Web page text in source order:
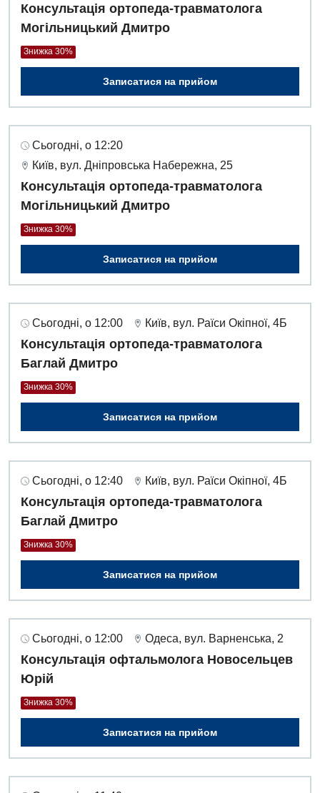
Інтернатура
Енциклопедія
Ангіографічні дослідження
Діагностичне відділення
Ендоскопічне відділення
Мамографія
Нейросонографія
Рентгенографія
Для дорослих
Відділ госпіталізації
Відділення кардіосудинної патології та неврології
Відділення невідкладних станів
Відділення інтенсивної терапії
Денний стаціонар
Діагностичне відділення
Ендоскопічне відділення
Педіатричне відділення
Декларування
Українська
Російська
Консультація ортопеда-травматолога
Могільницький Дмитро
Знижка 30%
Записатися на прийом
Сьогодні, о 12:20
Київ, вул. Дніпровська Набережна, 25
Консультація ортопеда-травматолога
Могільницький Дмитро
Знижка 30%
Записатися на прийом
Сьогодні, о 12:00 Київ, вул. Раїси Окіпної, 4Б
Консультація ортопеда-травматолога
Баглай Дмитро
Знижка 30%
Записатися на прийом
Сьогодні, о 12:40 Київ, вул. Раїси Окіпної, 4Б
Консультація ортопеда-травматолога
Баглай Дмитро
Знижка 30%
Записатися на прийом
Сьогодні, о 12:00 Одеса, вул. Варненська, 2
Консультація офтальмолога Новосельцев
Юрій
Знижка 30%
Записатися на прийом